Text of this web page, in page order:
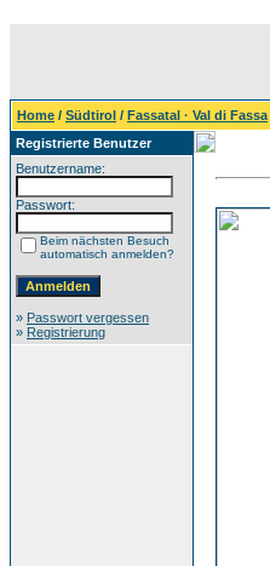
Home / Südtirol / Fassatal · Val di Fassa
Registrierte Benutzer
Benutzername:
Passwort:
Beim nächsten Besuch
automatisch anmelden?
» Passwort vergessen
» Registrierung